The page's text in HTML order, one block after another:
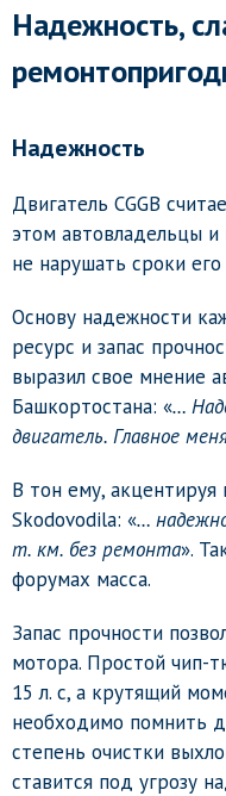
Надежность,
Надежность
Двигатель CGGB
этом автовладельцы
не нарушать сроки его
Основу надежности
ресурс и запас
выразил свое мнение
Башкортостана: «…
двигатель. Главное
В тон ему, акцентируя
Skodovodila: «…
т. км. без ремонта».
форумах масса.
Запас прочности
мотора. Простой чип-
15 л. с, а крутящий
необходимо помнить
степень очистки
ставится под угрозу